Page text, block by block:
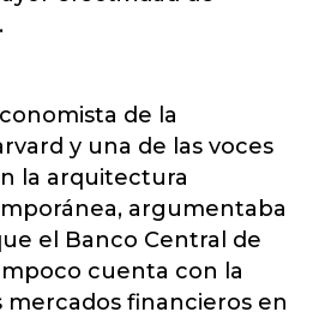
de la
y una de las voces
la arquitectura
argumentaba
el Banco Central de
cuenta con la
mercados financieros en